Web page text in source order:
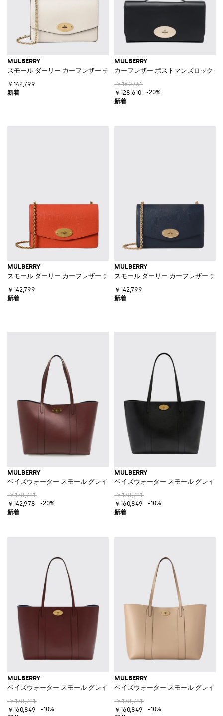
MULBERRY
スモール ダーリー カーフレザー チェーンストラップ付きクロスボディバ
￥142,799
MULBERRY
カーフレザー ポストマンズロック
￥160,761
￥128,610
-20%
MULBERRY
スモール ダーリー カーフレザー チェーンストラップ付きクロスボディバ
￥142,799
MULBERRY
スモール ダーリー カーフレザー チ
￥142,799
MULBERRY
ベイズウォーター スモール グレインカーフスキン ダブルハンドル トート
￥178,721
￥142,978
-20%
MULBERRY
ベイズウォーター スモール グレイ
￥178,721
￥160,849
-10%
MULBERRY
ベイズウォーター スモール グレインカーフスキン ダブルハンドル トート
￥178,721
￥160,849
-10%
MULBERRY
ベイズウォーター スモール グレイ
￥178,721
￥160,849
-10%